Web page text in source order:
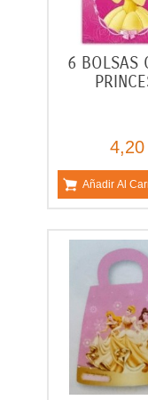
6 BOLSAS
4,20
Añadir Al